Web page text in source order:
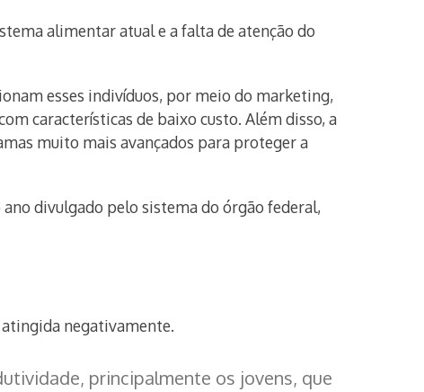
alimentar atual e a falta de atenção do
esses indivíduos, por meio do marketing,
características de baixo custo. Além disso, a
muito mais avançados para proteger a
divulgado pelo sistema do órgão federal,
atingida negativamente.
principalmente os jovens, que